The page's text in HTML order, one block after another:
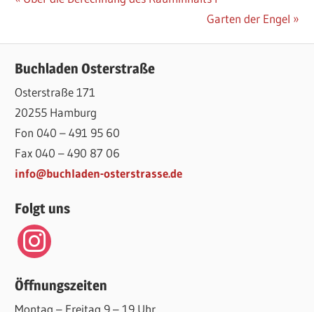
Nächster
Garten der Engel
Buchladen Osterstraße
Osterstraße 171
20255 Hamburg
Fon 040 – 491 95 60
Fax 040 – 490 87 06
info@buchladen-osterstrasse.de
Folgt uns
instagram
Öffnungszeiten
Montag – Freitag 9 – 19 Uhr